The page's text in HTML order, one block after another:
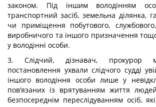
законом. Під іншим володінням
транспортний засіб, земельна ділянка,
чи приміщення побутового, службового,
виробничого та іншого призначення
у володінні особи.
3. Слідчий, дізнавач,
постановлення ухвали слідчого судді
іншого володіння особи лише у
пов’язаних із врятуванням життя
безпосереднім переслідуванням осіб,